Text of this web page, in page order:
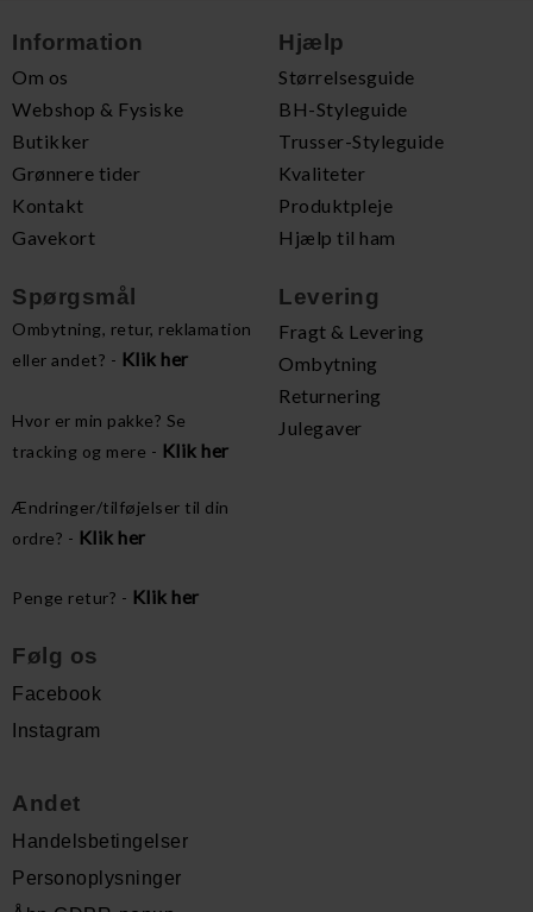
Information
Om os
Webshop & Fysiske
Butikker
Grønnere tider
Kontakt
Gavekort
Hjælp
Størrelsesguide
BH-Styleguide
Trusser-Styleguide
Kvaliteter
Produktpleje
Hjælp til ham
Spørgsmål
Ombytning, retur, reklamation
eller andet? - Klik her
Hvor er min pakke? Se
tracking og mere - Klik her
Ændringer/tilføjelser til din
ordre? - Klik her
Penge retur? - Klik her
Levering
Fragt & Levering
Ombytning
Returnering
Julegaver
Følg os
Facebook
Instagram
Andet
Handelsbetingelser
Personoplysninger